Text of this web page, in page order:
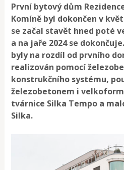
První bytový dům
Komíně byl dokončen v
se začal stavět hned poté
a na jaře 2024 se
byly na rozdíl od prvního
realizován pomocí
konstrukčního systému,
železobetonem i
tvárnice Silka Tempo a
Silka.